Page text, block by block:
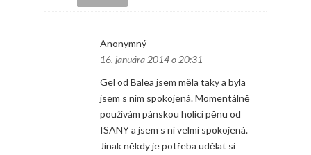
Anonymný
16. januára 2014 o 20:31
Gel od Balea jsem měla taky a byla
jsem s ním spokojená. Momentálně
používám pánskou holící pěnu od
ISANY a jsem s ní velmi spokojená.
Jinak někdy je potřeba udělat si